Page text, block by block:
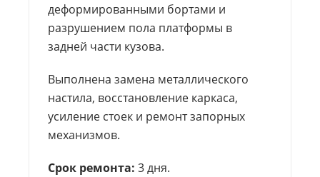
деформированными бортами и
разрушением пола платформы в
задней части кузова.
Выполнена замена металлического
настила, восстановление каркаса,
усиление стоек и ремонт запорных
механизмов.
Срок ремонта: 3 дня.